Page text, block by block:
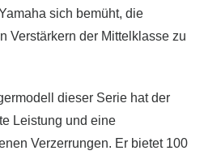
sich bemüht, die
Verstärkern der Mittelklasse zu
dieser Serie hat der
Leistung und eine
Verzerrungen. Er bietet 100